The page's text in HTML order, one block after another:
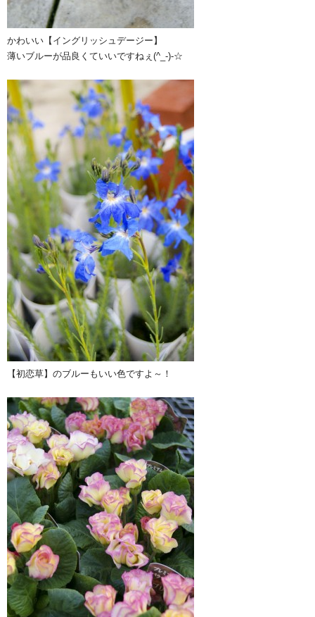
かわいい【イングリッシュデージー】
薄いブルーが品良くていいですねぇ(^_-)-☆
【初恋草】のブルーもいい色ですよ～！